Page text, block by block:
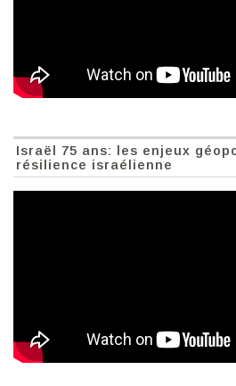
Israël 75 ans: les enjeux
résilience israélienne